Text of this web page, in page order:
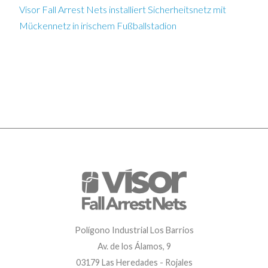
Visor Fall Arrest Nets installiert Sicherheitsnetz mit
Mückennetz in irischem Fußballstadion
Polígono Industrial Los Barrios
Av. de los Álamos, 9
03179 Las Heredades - Rojales